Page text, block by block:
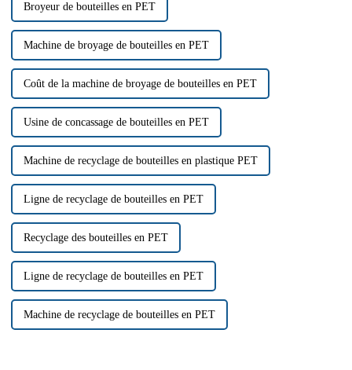
Broyeur de bouteilles en PET
Machine de broyage de bouteilles en PET
Coût de la machine de broyage de bouteilles en PET
Usine de concassage de bouteilles en PET
Machine de recyclage de bouteilles en plastique PET
Ligne de recyclage de bouteilles en PET
Recyclage des bouteilles en PET
Ligne de recyclage de bouteilles en PET
Machine de recyclage de bouteilles en PET